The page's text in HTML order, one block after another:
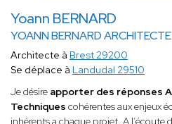
Yoann BERNARD
YOANN BERNARD ARCHITECTE
Architecte à Brest 29200
Se déplace à Landudal 29510
Je désire apporter des réponses
Techniques cohérentes aux enjeux
inhérents a chaque projet. A l’écoute